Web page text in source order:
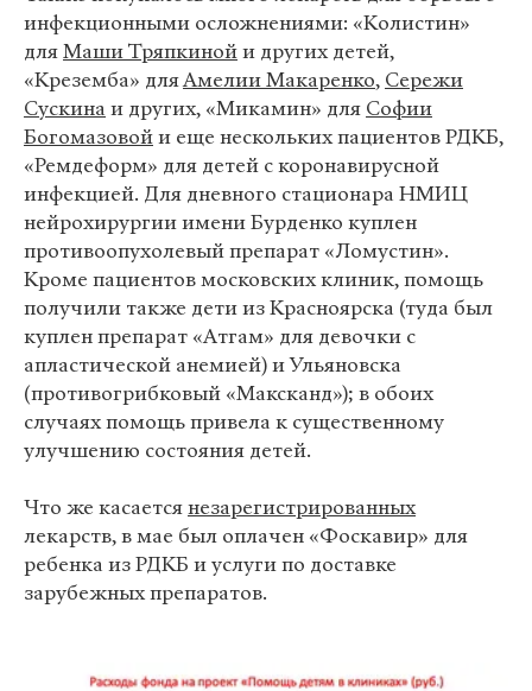
инфекционными осложнениями: «Колистин»
дляМаши Тряпкинойи других детей,
«Креземба» дляАмелии Макаренко, Сережи
Сускина и других, «Микамин» для Софии
Богомазовойи еще нескольких пациентов РДКБ,
«Ремдеформ» для детей с коронавирусной
инфекцией. Для дневного стационара НМИЦ
нейрохирургии имени Бурденко куплен
противоопухолевый препарат «Ломустин».
Кроме пациентов московских клиник, помощь
получили также дети из Красноярска (туда был
куплен препарат «Атгам» для девочки с
апластической анемией) и Ульяновска
(противогрибковый «Максканд»); в обоих
случаях помощь привела к существенному
улучшению состояния детей.
Что же касаетсянезарегистрированных
лекарств, в мае был оплачен «Фоскавир» для
ребенка из РДКБ и услуги по доставке
зарубежных препаратов.